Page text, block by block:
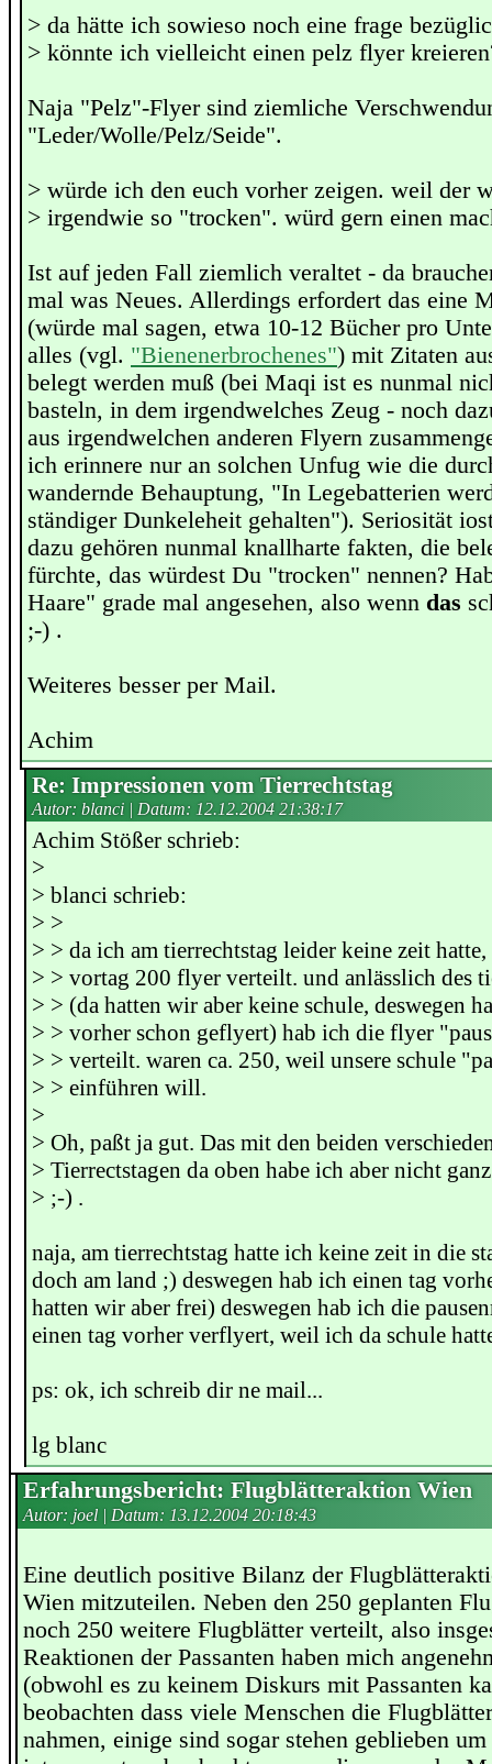
> da hätte ich sowieso noch eine frage
> könnte ich vielleicht einen pelz flyer
Naja "Pelz"-Flyer sind ziemliche
"Leder/Wolle/Pelz/Seide".
> würde ich den euch vorher zeigen. weil der
> irgendwie so "trocken". würd gern einen
Ist auf jeden Fall ziemlich veraltet - da
mal was Neues. Allerdings erfordert das eine
(würde mal sagen, etwa 10-12 Bücher pro
alles (vgl. "Bienenerbrochenes") mit Zitaten
belegt werden muß (bei Maqi ist es nunmal
basteln, in dem irgendwelches Zeug - noch
aus irgendwelchen anderen Flyern
ich erinnere nur an solchen Unfug wie die
wandernde Behauptung, "In Legebatterien
ständiger Dunkeleheit gehalten"). Seriosität
dazu gehören nunmal knallharte fakten, die
fürchte, das würdest Du "trocken" nennen?
Haare" grade mal angesehen, also wenn das
;-) .
Weiteres besser per Mail.
Achim
Re: Impressionen vom Tierrechtstag
Autor: blanci | Datum: 12.12.2004 21:38:17
Achim Stößer schrieb:
>
> blanci schrieb:
> >
> > da ich am tierrechtstag leider keine zeit
> > vortag 200 flyer verteilt. und anlässlich des
> > (da hatten wir aber keine schule, deswegen
> > vorher schon geflyert) hab ich die flyer
> > verteilt. waren ca. 250, weil unsere schule
> > einführen will.
>
> Oh, paßt ja gut. Das mit den beiden
> Tierrectstagen da oben habe ich aber nicht
> ;-) .
naja, am tierrechtstag hatte ich keine zeit in die
doch am land ;) deswegen hab ich einen tag
hatten wir aber frei) deswegen hab ich die
einen tag vorher verflyert, weil ich da schule
ps: ok, ich schreib dir ne mail...
lg blanc
Erfahrungsbericht: Flugblätteraktion Wien
Autor: joel | Datum: 13.12.2004 20:18:43
Eine deutlich positive Bilanz der
Wien mitzuteilen. Neben den 250 geplanten
noch 250 weitere Flugblätter verteilt, also
Reaktionen der Passanten haben mich
(obwohl es zu keinem Diskurs mit Passanten
beobachten dass viele Menschen die
nahmen, einige sind sogar stehen geblieben